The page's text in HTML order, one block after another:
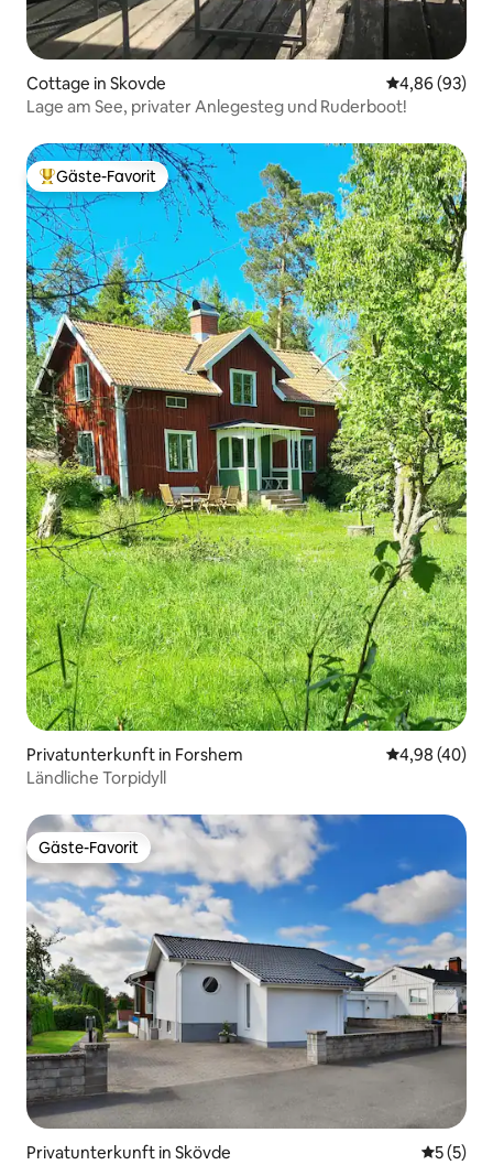
Cottage in Skovde
4,86 (93)
Lage am See, privater Anlegesteg und Ruderboot!
Beliebter Gäste-Favorit.
Gäste-Favorit
Privatunterkunft in Forshem
4,98 (40)
Ländliche Torpidyll
Gäste-Favorit
Gäste-Favorit
Privatunterkunft in Skövde
5 (5)